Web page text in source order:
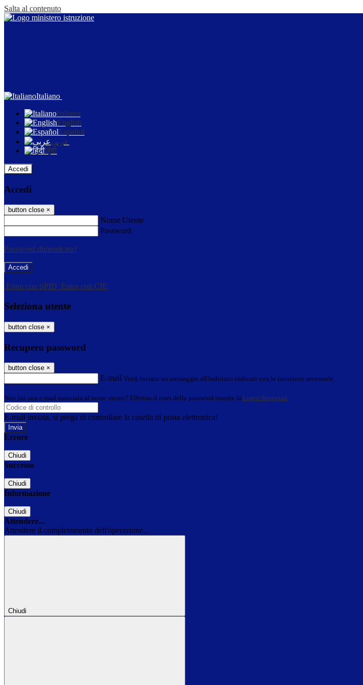
Salta al contenuto
Italiano
Italiano
English
Español
عربى
हिंदी
Accedi
Accedi
button close ×
Nome Utente
Password
Password dimenticata?
-
Entra con SPID Entra con CIE
Seleziona utente
button close ×
Recupero password
button close ×
E-mail Verrà inviato un messaggio all'indirizzo indicato con le istruzioni necessarie.
Non hai una e-mail associata al nome utente? Effettua il reset della password tramite la Login Spaggiari
E-mail inviata, si prega di controllare la casella di posta elettronica!
Errore
Chiudi
Successo
Chiudi
Informazione
Chiudi
Attendere...
Attendere il completamento dell'operazione...
Chiudi